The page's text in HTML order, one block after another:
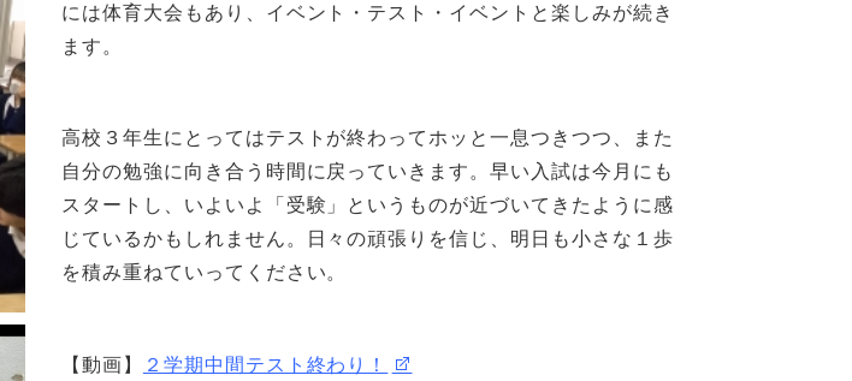
には体育大会もあり、イベント・テスト・イベントと楽しみが続き
ます。
高校３年生にとってはテストが終わってホッと一息つきつつ、また
自分の勉強に向き合う時間に戻っていきます。早い入試は今月にも
スタートし、いよいよ「受験」というものが近づいてきたように感
じているかもしれません。日々の頑張りを信じ、明日も小さな１歩
を積み重ねていってください。
【動画】 ２学期中間テスト終わり！